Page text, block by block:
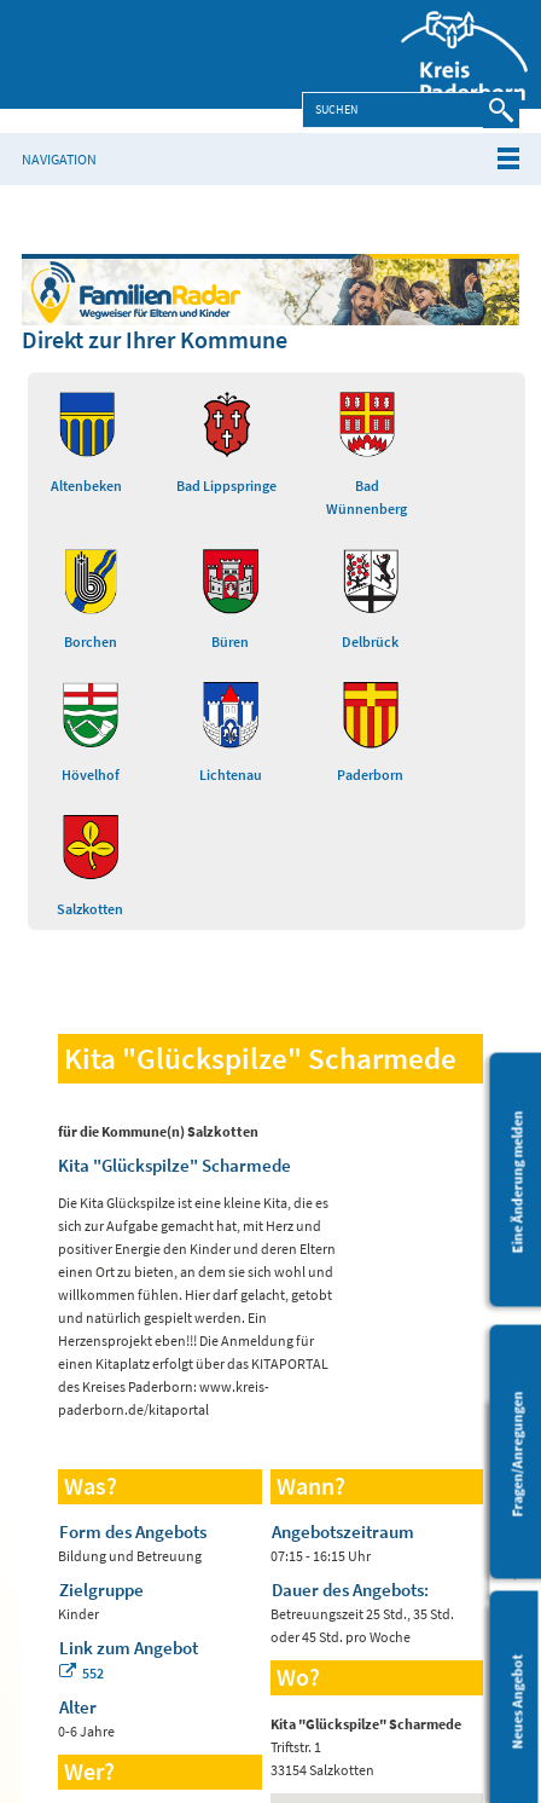
Leichte Sprache
Barrierefreiheit
NAVIGATION
Eine Änderung melden
Neues Angebot
Fragen/Anregungen
Direkt zur Ihrer Kommune
Altenbeken Bad Lippspringe
Bad
Wünnenberg
Borchen Büren Delbrück
Hövelhof Lichtenau Paderborn
Salzkotten
Kita "Glückspilze" Scharmede
für die Kommune(n) Salzkotten
Kita "Glückspilze" Scharmede
Die Kita Glückspilze ist eine kleine Kita, die es
sich zur Aufgabe gemacht hat, mit Herz und
positiver Energie den Kinder und deren Eltern
einen Ort zu bieten, an dem sie sich wohl und
willkommen fühlen. Hier darf gelacht, getobt
und natürlich gespielt werden. Ein
Herzensprojekt eben!!! Die Anmeldung für
einen Kitaplatz erfolgt über das KITAPORTAL
des Kreises Paderborn: www.kreis-
paderborn.de/kitaportal
Was?
Form des Angebots
Bildung und Betreuung
Zielgruppe
Kinder
Link zum Angebot
552
Alter
0-6 Jahre
Wer?
Wann?
Angebotszeitraum
07:15 - 16:15 Uhr
Dauer des Angebots:
Betreuungszeit 25 Std., 35 Std.
oder 45 Std. pro Woche
Wo?
Kita "Glückspilze" Scharmede
Triftstr. 1
33154 Salzkotten